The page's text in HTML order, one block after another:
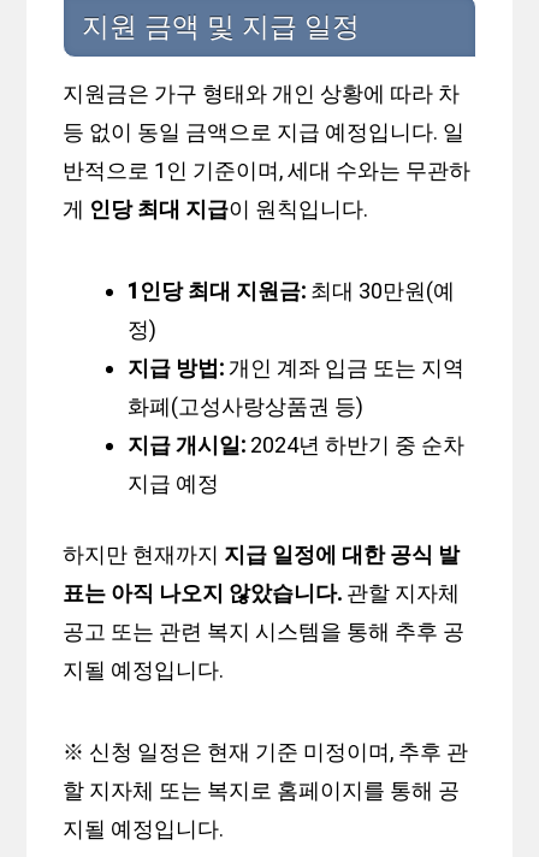
지원 금액 및 지급 일정
지원금은 가구 형태와 개인 상황에 따라 차
등 없이 동일 금액으로 지급 예정입니다. 일
반적으로 1인 기준이며, 세대 수와는 무관하
게 인당 최대 지급이 원칙입니다.
1인당 최대 지원금: 최대 30만원(예
정)
지급 방법:개인 계좌 입금 또는 지역
화폐(고성사랑상품권 등)
지급 개시일: 2024년 하반기 중 순차
지급 예정
하지만 현재까지 지급 일정에 대한 공식 발
표는 아직 나오지 않았습니다. 관할 지자체
공고 또는 관련 복지 시스템을 통해 추후 공
지될 예정입니다.
※ 신청 일정은 현재 기준 미정이며, 추후 관
할 지자체 또는 복지로 홈페이지를 통해 공
지될 예정입니다.